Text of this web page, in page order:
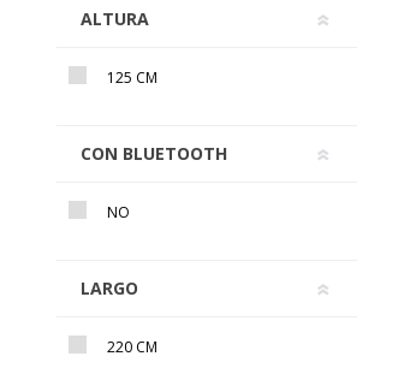
ALTURA
125 CM
CON BLUETOOTH
NO
LARGO
220 CM